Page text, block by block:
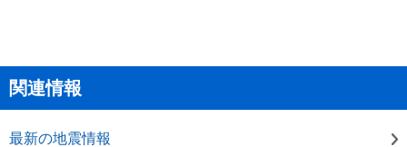
関連情報
最新の地震情報